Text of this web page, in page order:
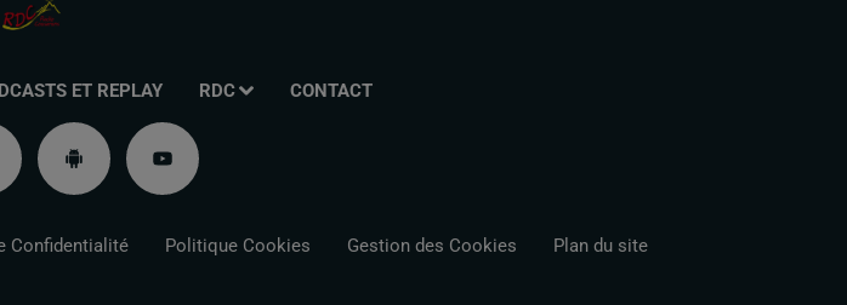
ET REPLAY RDC CONTACT
Confidentialité Politique Cookies Gestion des Cookies Plan du site